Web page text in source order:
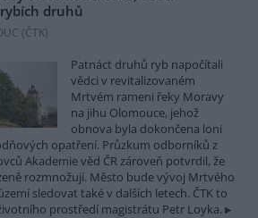
druhů
(ČTK)
Patnáct druhů ryb napočítali
vědci v revitalizovaném
Mrtvém rameni řeky Moravy
na jihu Olomouce, jehož
obnova byla dokončena loni
opatření. Průzkum odborníků z
Akademie věd ČR zároveň potvrdil, že
rozmnožují. Město bude vývoj Mrtvého
sledovat také v dalších letech. ČTK to
prostředí magistrátu Petr Loyka.